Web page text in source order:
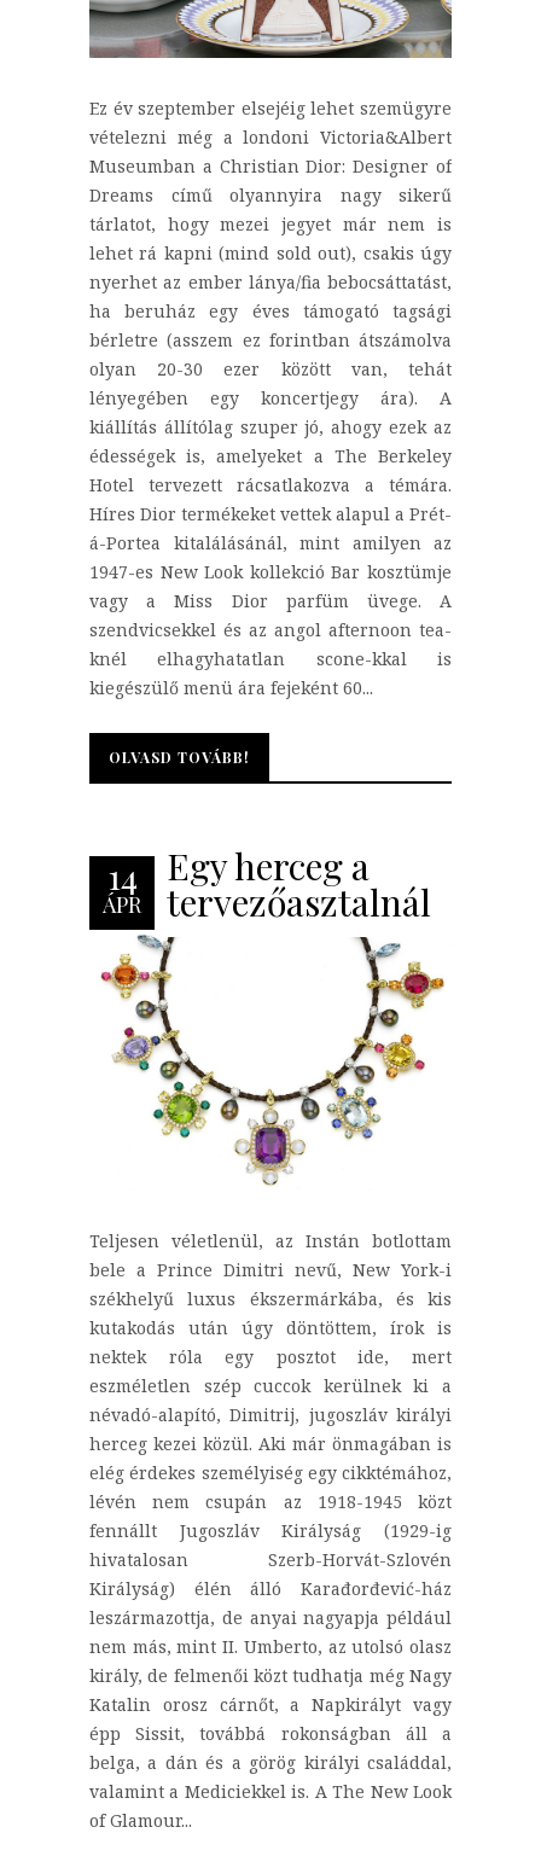
Ez év szeptember elsejéig lehet szemügyre
vételezni még a londoni Victoria&Albert
Museumban a Christian Dior: Designer of
Dreams című olyannyira nagy sikerű
tárlatot, hogy mezei jegyet már nem is
lehet rá kapni (mind sold out), csakis úgy
nyerhet az ember lánya/fia bebocsáttatást,
ha beruház egy éves támogató tagsági
bérletre (asszem ez forintban átszámolva
olyan 20-30 ezer között van, tehát
lényegében egy koncertjegy ára). A
kiállítás állítólag szuper jó, ahogy ezek az
édességek is, amelyeket a The Berkeley
Hotel tervezett rácsatlakozva a témára.
Híres Dior termékeket vettek alapul a Prét-
á-Portea kitalálásánál, mint amilyen az
1947-es New Look kollekció Bar kosztümje
vagy a Miss Dior parfüm üvege. A
szendvicsekkel és az angol afternoon tea-
knél elhagyhatatlan scone-kkal is
kiegészülő menü ára fejeként 60...
OLVASD TOVÁBB!
OLVASD TOVÁBB!
14
ÁPR
Egy herceg a
tervezőasztalnál
Teljesen véletlenül, az Instán botlottam
bele a Prince Dimitri nevű, New York-i
székhelyű luxus ékszermárkába, és kis
kutakodás után úgy döntöttem, írok is
nektek róla egy posztot ide, mert
eszméletlen szép cuccok kerülnek ki a
névadó-alapító, Dimitrij, jugoszláv királyi
herceg kezei közül. Aki már önmagában is
elég érdekes személyiség egy cikktémához,
lévén nem csupán az 1918-1945 közt
fennállt Jugoszláv Királyság (1929-ig
hivatalosan Szerb-Horvát-Szlovén
Királyság) élén álló Karađorđević-ház
leszármazottja, de anyai nagyapja például
nem más, mint II. Umberto, az utolsó olasz
király, de felmenői közt tudhatja még Nagy
Katalin orosz cárnőt, a Napkirályt vagy
épp Sissit, továbbá rokonságban áll a
belga, a dán és a görög királyi családdal,
valamint a Mediciekkel is. A The New Look
of Glamour...